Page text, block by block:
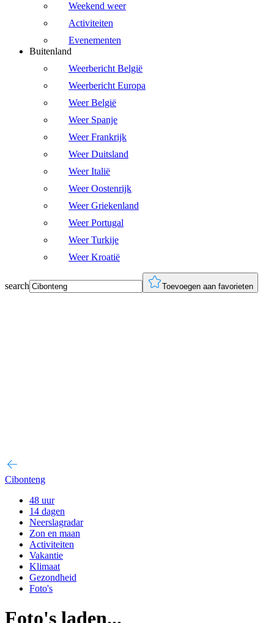
Weekend weer
Activiteiten
Evenementen
Buitenland
Weerbericht België
Weerbericht Europa
Weer België
Weer Spanje
Weer Frankrijk
Weer Duitsland
Weer Italië
Weer Oostenrijk
Weer Griekenland
Weer Portugal
Weer Turkije
Weer Kroatië
search Toevoegen aan favorieten
Cibonteng
48 uur
14 dagen
Neerslagradar
Zon en maan
Activiteiten
Vakantie
Klimaat
Gezondheid
Foto's
Foto's laden...